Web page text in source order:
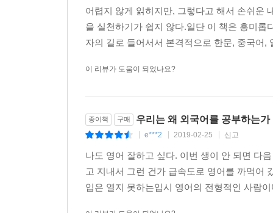
만나자 한 마디도 알아들을 수 없어 고군분투한
마주하는 언어의 절벽을 보여준다. 또 차츰 중
돌아온 뒤에도 그들과 평생 영향을 주고받았던
문인들이 외국어를 공부했음을 말해준다. 저자
3. 성인 학습자에게 필요한 외국어 공부법은 따로
언어를 유형별로 파악하고 구조를 익힌 후
20대 중반이 되어서야 외국어에 흥미를 느끼고
나이가 들어서 외국어를 배운다는 것은 해당 언
지구상에 있는 수천 종의 언어를 유형별로 나
어렵지 않게 읽히지만, 그렇다고 해서 손쉬운
을 실천하기가 쉽지 않다.일단 이 책은 흥미
자의 길로 들어서서 본격적으로 한문, 중국어
이 리뷰가 도움이 되었나요?
종이책 구매 우리는 왜 외국어를 공부하는가
e***2 2019-02-25 신고
나도 영어 잘하고 싶다. 이번 생이 안 되면 다
고 지내서 그런 건가 급속도로 영어를 까먹어
입은 열지 못하는입시 영어의 전형적인 사람